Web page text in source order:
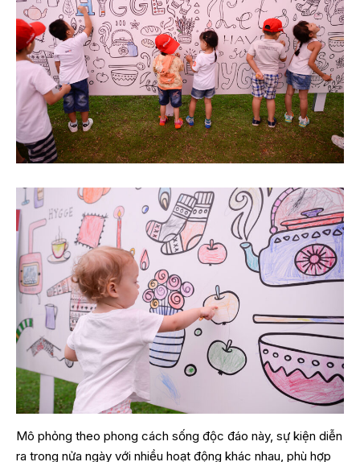
Mô phỏng theo phong cách sống độc đáo này, sự kiện diễn
ra trong nửa ngày với nhiều hoạt động khác nhau, phù hợp